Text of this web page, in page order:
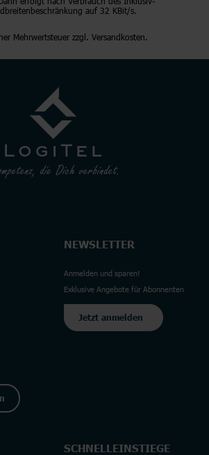
auf 32 KBit/s.
Mehrwertsteuer zzgl. Versandkosten.
NEWSLETTER
Anmelden und sparen!
Exklusive Angebote für Abonnenten
Jetzt anmelden
SCHNELLEINSTIEGE